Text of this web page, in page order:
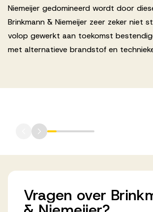
Niemeijer gedomineerd wordt door
Brinkmann & Niemeijer zeer zeker niet
volop gewerkt aan toekomst
met alternatieve brandstof en
Vragen over